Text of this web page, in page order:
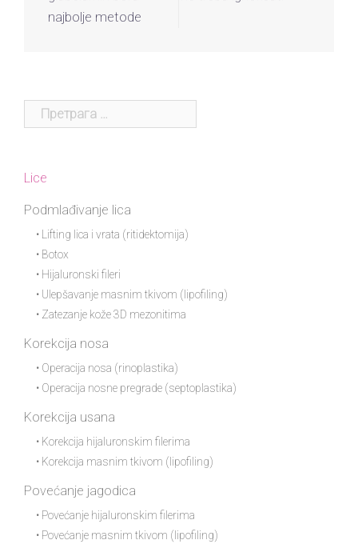
najbolje metode
Lice
Podmlađivanje lica
• Lifting lica i vrata (ritidektomija)
• Botox
• Hijaluronski fileri
• Ulepšavanje masnim tkivom (lipofiling)
• Zatezanje kože 3D mezonitima
Korekcija nosa
• Operacija nosa (rinoplastika)
• Operacija nosne pregrade (septoplastika)
Korekcija usana
• Korekcija hijaluronskim filerima
• Korekcija masnim tkivom (lipofiling)
Povećanje jagodica
• Povećanje hijaluronskim filerima
• Povećanje masnim tkivom (lipofiling)